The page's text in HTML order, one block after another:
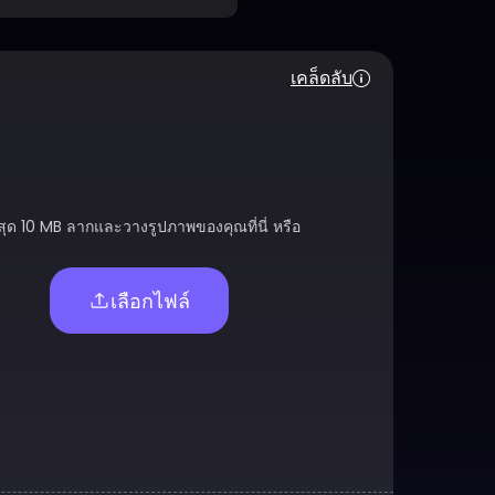
ด 10 MB ลากและวางรูปภาพของคุณที่นี่ หรือ
เลือกไฟล์
เคล็ดลับ